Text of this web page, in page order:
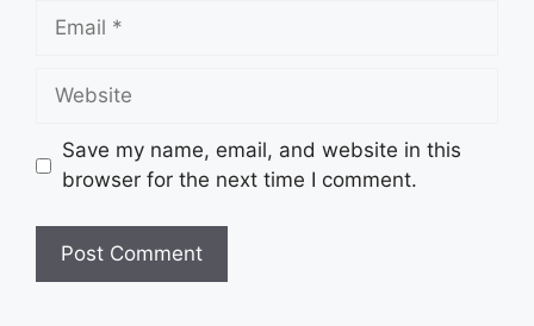
Email
Website
Save my name, email, and website in this
browser for the next time I comment.